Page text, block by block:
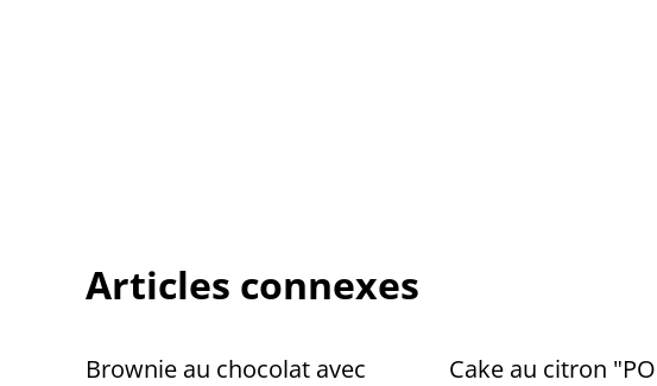
Articles connexes
Brownie au chocolat avec
Cake au citron